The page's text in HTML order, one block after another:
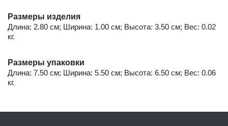
Размеры изделия
Длина: 2.80 см; Ширина: 1.00 см; Высота: 3.50 см; Вес: 0.02
кг.
Размеры упаковки
Длина: 7.50 см; Ширина: 5.50 см; Высота: 6.50 см; Вес: 0.06
кг.